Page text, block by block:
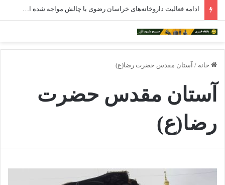
ادامه فعالیت داروخانه‌های خراسان رضوی با چالش مواجه شده است
خانه / آستان مقدس حضرت رضا(ع)
آستان مقدس حضرت
رضا(ع)